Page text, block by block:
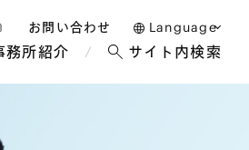
お問い合わせ Language
日本語
務所紹介 サイト内検索